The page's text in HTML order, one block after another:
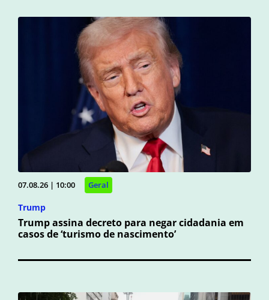
07.08.26 | 10:00 Geral
Trump
Trump assina decreto para negar cidadania em
casos de ‘turismo de nascimento’